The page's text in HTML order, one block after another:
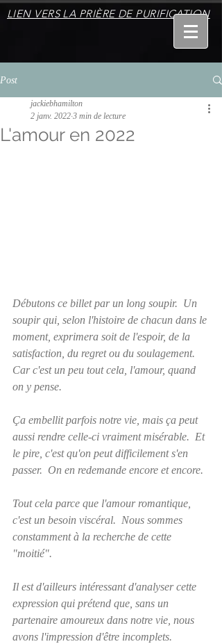
LIEN VERS LA PRIÈRE DE PURIFICATION
Post
L'amour en 2022
jackiebhamilton
2 janv. 2022 3 min de lecture
Débutons ce billet par un long soupir.  Un
soupir qui, selon l'histoire de chacun dans le
moment, exprimera soit de l'espoir, de la
satisfaction, du regret ou du soulagement.
Car c'est un peu tout cela, l'amour, quand
on y pense.
Ça embellit parfois notre vie, mais ça peut
aussi rendre celle-ci vraiment misérable.  Et
le pire, c'est qu'on peut difficilement s'en
passer.  On en redemande encore et encore.
Tout cela parce que l'amour romantique,
c'est un besoin viscéral.  Nous sommes
constamment à la recherche de cette
"moitié".
Il est d'ailleurs intéressant d'analyser cette
expression qui prétend que, sans un
partenaire amoureux dans notre vie, nous
avons l'impression d'être incomplets.